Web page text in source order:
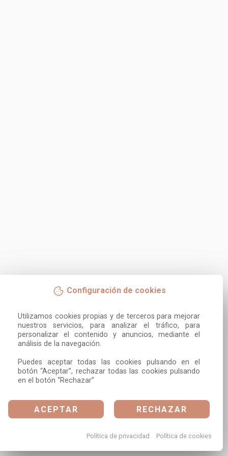
Configuración de cookies
Utilizamos cookies propias y de terceros para mejorar
nuestros servicios, para analizar el tráfico, para
personalizar el contenido y anuncios, mediante el
análisis de la navegación.
Puedes aceptar todas las cookies pulsando en el
botón “Aceptar”, rechazar todas las cookies pulsando
en el botón “Rechazar”
ACEPTAR RECHAZAR
Política de privacidad Política de cookies